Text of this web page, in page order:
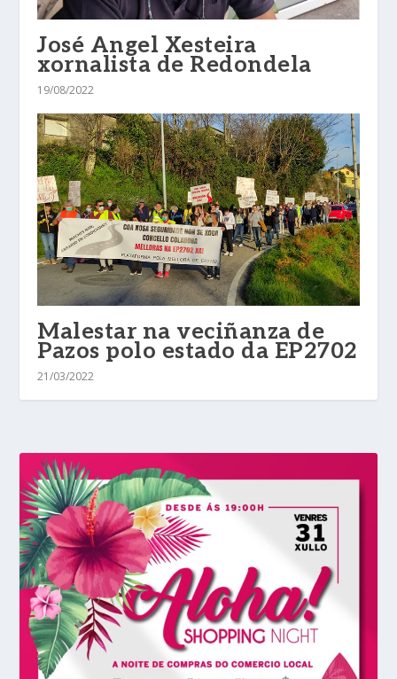
José Angel Xesteira
xornalista de Redondela
19/08/2022
Malestar na veciñanza de
Pazos polo estado da EP2702
21/03/2022